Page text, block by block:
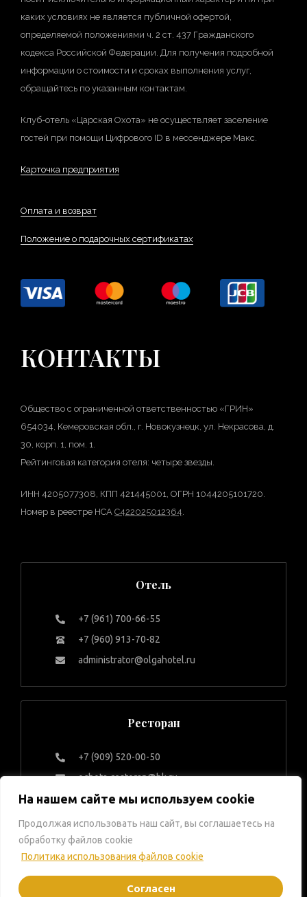
На нашем сайте мы используем cookie
Продолжая использовать наш сайт, вы соглашаетесь на
обработку файлов cookie
Политика использования файлов cookie
Согласен
каких условиях не является публичной офертой,
определяемой положениями ч. 2 ст. 437 Гражданского
кодекса Российской Федерации. Для получения подробной
информации о стоимости и сроках выполнения услуг,
обращайтесь по указанным контактам.
Клуб-отель «Царская Охота» не осуществляет заселение
гостей при помощи Цифрового ID в мессенджере Макс.
Карточка предприятия
Оплата и возврат
Положение о подарочных сертификатах
КОНТАКТЫ
Общество с ограниченной ответственностью «ГРИН»
654034, Кемеровская обл., г. Новокузнецк, ул. Некрасова, д.
30, корп. 1, пом. 1.
Рейтинговая категория отеля: четыре звезды.
ИНН 4205077308, КПП 421445001, ОГРН 1044205101720.
Номер в реестре НСА С422025012364.
Отель
+7 (961) 700-66-55
+7 (960) 913-70-82
administrator@olgahotel.ru
Ресторан
+7 (909) 520-00-50
ochota-restoran@bk.ru
© 2026 Царская Охота. Все
права защищены.
Согласие на обработку
Политика Правила проживания в